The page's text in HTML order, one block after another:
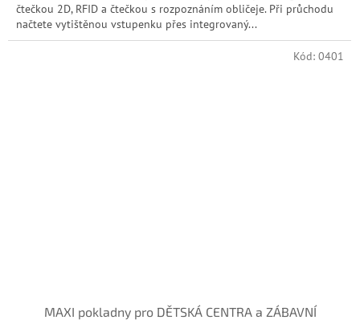
čtečkou 2D, RFID a čtečkou s rozpoznáním obličeje. Při průchodu
načtete vytištěnou vstupenku přes integrovaný...
MAXI pokladny pro DĚTSKÁ CENTRA a ZÁBAVNÍ
Kód: 0401